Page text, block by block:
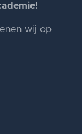
wij op